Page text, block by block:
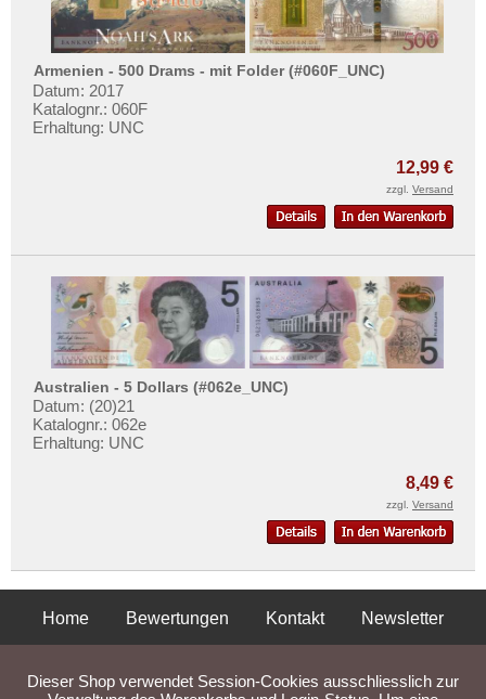
Armenien - 500 Drams - mit Folder (#060F_UNC)
Datum: 2017
Katalognr.: 060F
Erhaltung: UNC
12,99 €
zzgl. Versand
Australien - 5 Dollars (#062e_UNC)
Datum: (20)21
Katalognr.: 062e
Erhaltung: UNC
8,49 €
zzgl. Versand
Home Bewertungen Kontakt
Newsletter
Liefer- und Versandkosten
Dieser Shop verwendet Session-Cookies ausschliesslich zur